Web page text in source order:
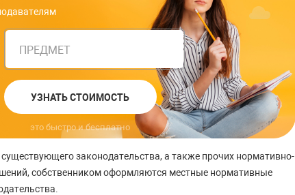
ПРЕДМЕТ
УЗНАТЬ СТОИМОСТЬ
это быстро и бесплатно
законодательства, а также прочих нормативно-
собственником оформляются местные нормативные